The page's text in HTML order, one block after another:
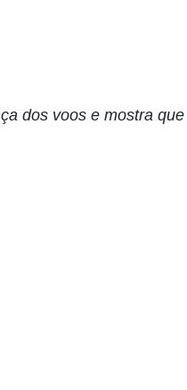
dos voos e mostra